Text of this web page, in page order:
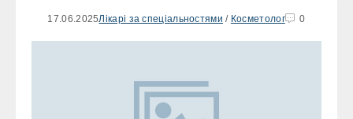
17.06.2025Лікарі за спеціальностями / Косметолог 0